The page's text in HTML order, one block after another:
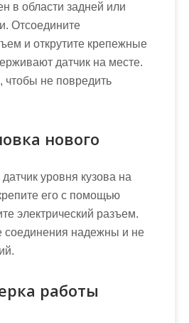
в области задней или
Отсоедините
и открутите крепежные
датчик на месте.
чтобы не повредить
нового
уровня кузова на
его с помощью
электрический разъем.
соединения надежны и не
работы